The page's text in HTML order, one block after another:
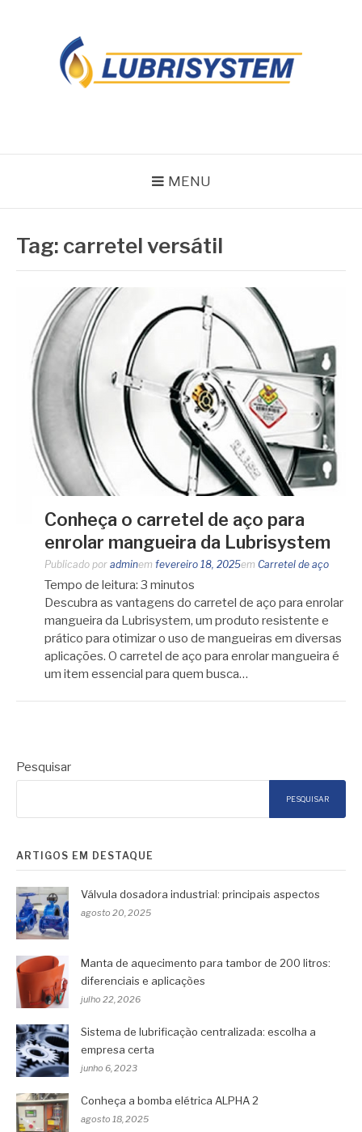
MENU
Tag: carretel versátil
Conheça o carretel de aço para
enrolar mangueira da Lubrisystem
Publicado por adminem fevereiro 18, 2025em Carretel de aço
Tempo de leitura: 3 minutos
Descubra as vantagens do carretel de aço para enrolar
mangueira da Lubrisystem, um produto resistente e
prático para otimizar o uso de mangueiras em diversas
aplicações. O carretel de aço para enrolar mangueira é
um item essencial para quem busca…
Pesquisar
PESQUISAR
ARTIGOS EM DESTAQUE
Válvula dosadora industrial: principais aspectos
agosto 20, 2025
Manta de aquecimento para tambor de 200 litros:
diferenciais e aplicações
julho 22, 2026
Sistema de lubrificação centralizada: escolha a
empresa certa
junho 6, 2023
Conheça a bomba elétrica ALPHA 2
agosto 18, 2025